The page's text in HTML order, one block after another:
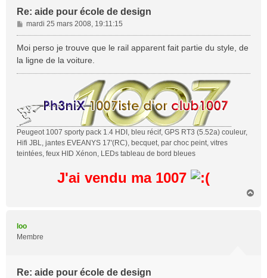
Re: aide pour école de design
M
e
s
s
mardi 25 mars 2008, 19:11:15
Moi perso je trouve que le rail apparent fait partie du style, de
la ligne de la voiture.
Peugeot 1007 sporty pack 1.4 HDI, bleu récif, GPS RT3 (5.52a) couleur,
Hifi JBL, jantes EVEANYS 17'(RC), becquet, par choc peint, vitres
teintées, feux HID Xénon, LEDs tableau de bord bleues
J'ai vendu ma 1007
loo
Membre
Re: aide pour école de design